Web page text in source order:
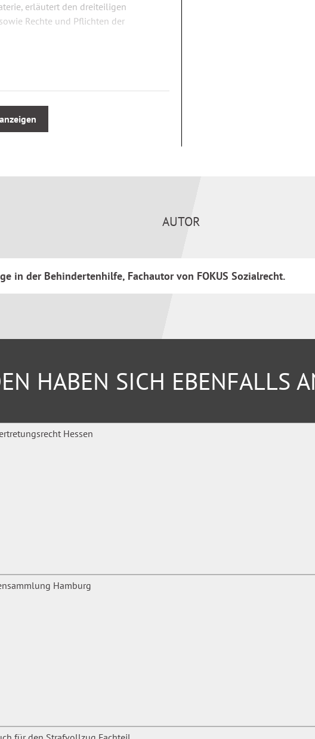
erläutert den dreiteiligen
Rechte und Pflichten der
AUTOR
in der Behindertenhilfe, Fachautor von FOKUS Sozialrecht.
HABEN SICH EBENFALLS